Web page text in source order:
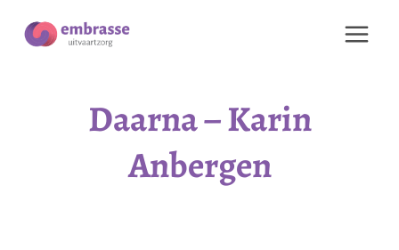
naar
Daarna – Karin
Anbergen